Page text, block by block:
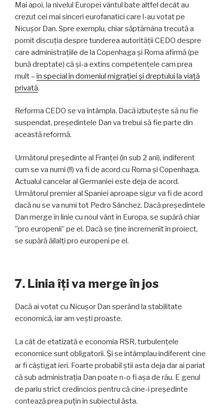
Mai apoi, la nivelul Europei vântul bate altfel decât au
crezut cei mai sinceri eurofanatici care l-au votat pe
Nicușor Dan. Spre exemplu, chiar săptămâna trecută a
pornit discuția despre tunderea autorității CEDO despre
care administrațiile de la Copenhaga și Roma afirmă (pe
bună dreptate) că și-a extins competențele cam prea
mult –în special în domeniul migrației și dreptului la viață
privată.
Reforma CEDO se va întâmpla. Dacă izbutește să nu fie
suspendat, președintele Dan va trebui să fie parte din
această reformă.
Următorul președinte al Franței (în sub 2 ani), indiferent
cum se va numi (!!) va fi de acord cu Roma și Copenhaga.
Actualul cancelar al Germaniei este deja de acord.
Următorul premier al Spaniei aproape sigur va fi de acord
dacă nu se va numi tot Pedro Sánchez. Dacă președintele
Dan merge în linie cu noul vânt în Europa, se supără chiar
”pro europenii” pe el. Dacă se ține încremenit în proiect,
se supără ăilalți pro europeni pe el.
7. Linia îți va merge în jos
Dacă ai votat cu Nicușor Dan sperând la stabilitate
economică, iar am vești proaste.
La cât de etatizată e economia RSR, turbulențele
economice sunt obligatorii. Și se întâmplau indiferent cine
ar fi câștigat ieri. Foarte probabil știi asta deja dar ai pariat
că sub administrația Dan poate n-o fi așa de rău. E genul
de pariu strict credincios pentru că cine-i președinte
contează prea puțin în subiectul ăsta.